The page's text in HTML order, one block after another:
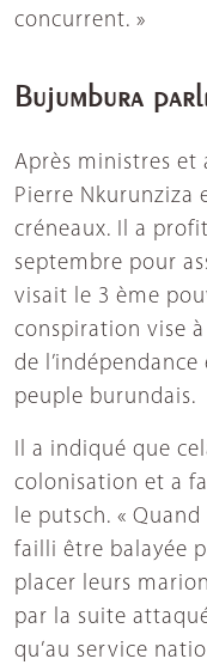
concurrent. »
Bujumbura
Après ministres et
Pierre Nkurunziza
créneaux. Il a
septembre pour
visait le 3 ème
conspiration vise
de
peuple burundais.
Il a indiqué que
colonisation et a
le putsch. «
failli être balayée
placer leurs
par la suite
qu’au service